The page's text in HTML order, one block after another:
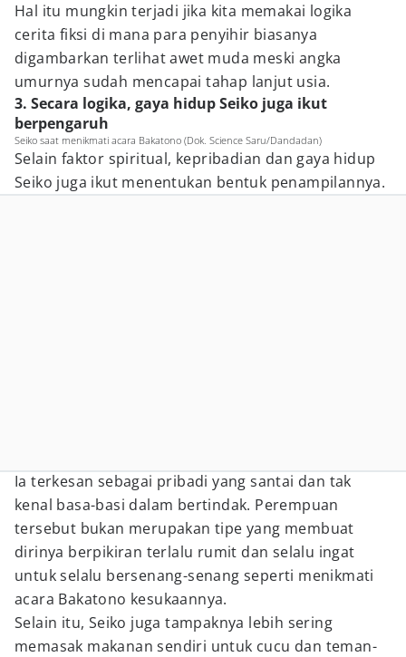
Hal itu mungkin terjadi jika kita memakai logika
cerita fiksi di mana para penyihir biasanya
digambarkan terlihat awet muda meski angka
umurnya sudah mencapai tahap lanjut usia.
3. Secara logika, gaya hidup Seiko juga ikut
berpengaruh
Seiko saat menikmati acara Bakatono (Dok. Science Saru/Dandadan)
Selain faktor spiritual, kepribadian dan gaya hidup
Seiko juga ikut menentukan bentuk penampilannya.
Ia terkesan sebagai pribadi yang santai dan tak
kenal basa-basi dalam bertindak. Perempuan
tersebut bukan merupakan tipe yang membuat
dirinya berpikiran terlalu rumit dan selalu ingat
untuk selalu bersenang-senang seperti menikmati
acara Bakatono kesukaannya.
Selain itu, Seiko juga tampaknya lebih sering
memasak makanan sendiri untuk cucu dan teman-